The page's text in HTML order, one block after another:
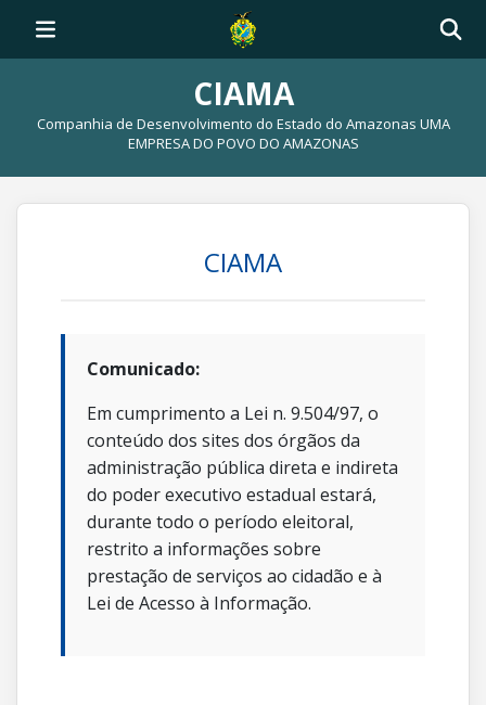
CIAMA
Companhia de Desenvolvimento do Estado do Amazonas UMA
EMPRESA DO POVO DO AMAZONAS
CIAMA
Comunicado:
Em cumprimento a Lei n. 9.504/97, o
conteúdo dos sites dos órgãos da
administração pública direta e indireta
do poder executivo estadual estará,
durante todo o período eleitoral,
restrito a informações sobre
prestação de serviços ao cidadão e à
Lei de Acesso à Informação.